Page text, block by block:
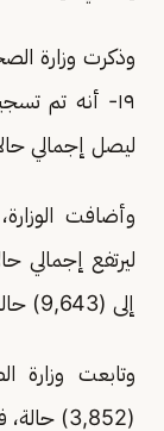
وذكرت وزارة
ليصل إجمالي حالات
وأضافت
ليرتفع إجمالي
إلى (9,643) حالة.
وتابعت وزارة
(3,852) حالة، فيما يبلغ عدد الحالات الحرجة (81) حالة.